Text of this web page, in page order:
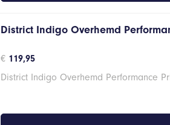
District Indigo Overhemd
€ 119,95
District Indigo Overhemd Performance